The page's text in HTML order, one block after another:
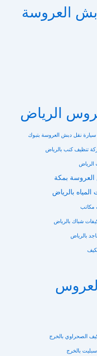
العروسة
الرياض
نقل دبش العروسة بتبوك
تنظيف كنب بالرياض
الرياض
بمكة
بالرياض
مكاتب
شباك بالرياض
بالرياض
الصحراوي بالخرج
بالخرج